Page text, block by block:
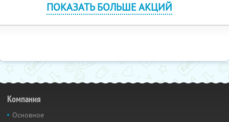
ПОКАЗАТЬ БОЛЬШЕ АКЦИЙ
Компания
Основное